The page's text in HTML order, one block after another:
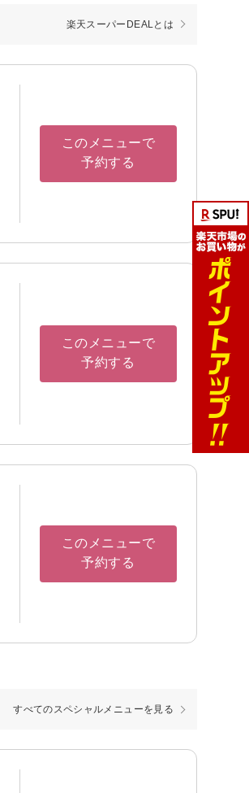
楽天スーパーDEALとは
このメニューで
予約する
このメニューで
予約する
このメニューで
予約する
すべてのスペシャルメニューを見る